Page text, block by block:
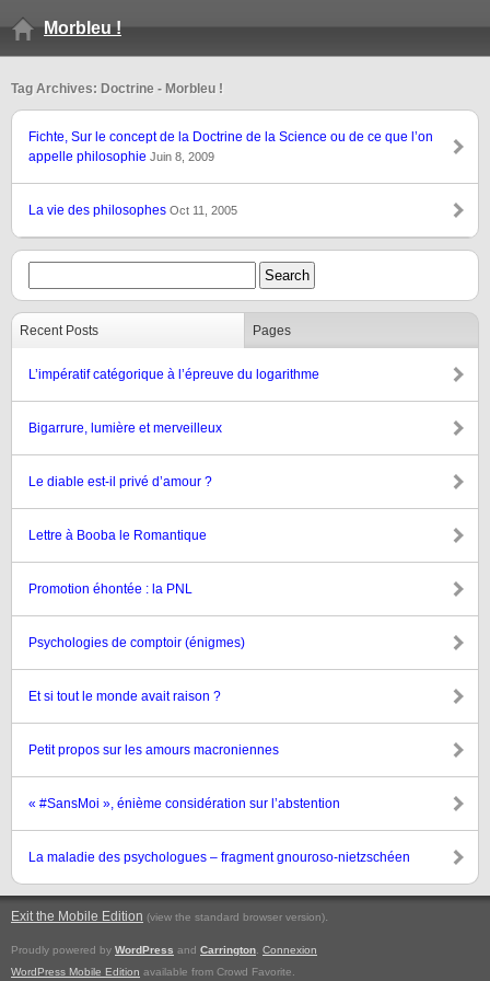
Morbleu !
Tag Archives: Doctrine - Morbleu !
Fichte, Sur le concept de la Doctrine de la Science ou de ce que l’on
appelle philosophie Juin 8, 2009
La vie des philosophes Oct 11, 2005
Recent Posts Pages
L’impératif catégorique à l’épreuve du logarithme
Bigarrure, lumière et merveilleux
Le diable est-il privé d’amour ?
Lettre à Booba le Romantique
Promotion éhontée : la PNL
Psychologies de comptoir (énigmes)
Et si tout le monde avait raison ?
Petit propos sur les amours macroniennes
« #SansMoi », énième considération sur l’abstention
La maladie des psychologues – fragment gnouroso-nietzschéen
Exit the Mobile Edition (view the standard browser version).
Proudly powered by WordPress and Carrington Connexion
WordPress Mobile Edition available from Crowd Favorite.